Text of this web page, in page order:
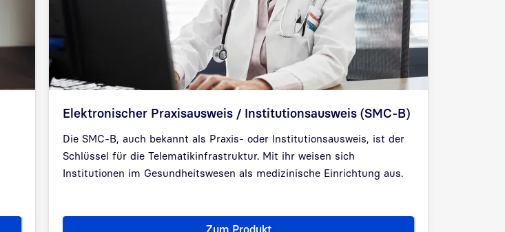
Elektronischer Praxisausweis / Institutionsausweis (SMC-B)
Die SMC-B, auch bekannt als Praxis- oder Institutionsausweis, ist der
Schlüssel für die Telematikinfrastruktur. Mit ihr weisen sich
Institutionen im Gesundheitswesen als medizinische Einrichtung aus.
Zum Produkt